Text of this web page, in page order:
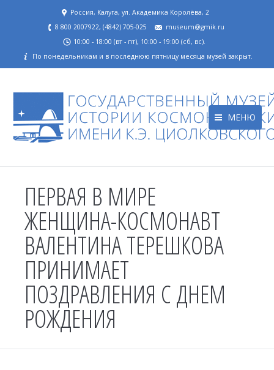
Россия, Калуга, ул. Академика Королёва, 2
8 800 2007922, (4842) 705-025
museum@gmik.ru
10:00 - 18:00 (вт - пт), 10:00 - 19:00 (сб, вс).
По понедельникам и в последнюю пятницу месяца музей закрыт.
МЕНЮ
ПЕРВАЯ В МИРЕ
ЖЕНЩИНА-КОСМОНАВТ
ВАЛЕНТИНА ТЕРЕШКОВА
ПРИНИМАЕТ
ПОЗДРАВЛЕНИЯ С ДНЕМ
РОЖДЕНИЯ